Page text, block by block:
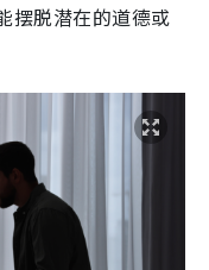
摆脱潜在的道德或